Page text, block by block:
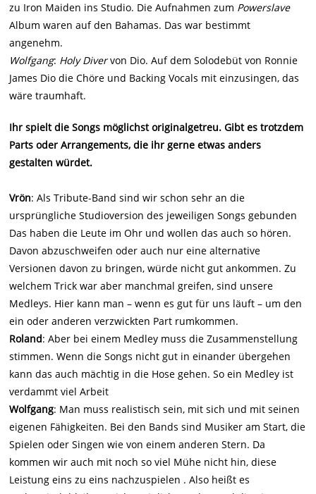
zu Iron Maiden ins Studio. Die Aufnahmen zum Powerslave
Album waren auf den Bahamas. Das war bestimmt
angenehm.
Wolfgang: Holy Divervon Dio. Auf dem Solodebüt von Ronnie
James Dio die Chöre und Backing Vocals mit einzusingen, das
wäre traumhaft.
Ihr spielt die Songs möglichst originalgetreu. Gibt es trotzdem
Parts oder Arrangements, die ihr gerne etwas anders
gestalten würdet.
Vrön: Als Tribute-Band sind wir schon sehr an die
ursprüngliche Studioversion des jeweiligen Songs gebunden
Das haben die Leute im Ohr und wollen das auch so hören.
Davon abzuschweifen oder auch nur eine alternative
Versionen davon zu bringen, würde nicht gut ankommen. Zu
welchem Trick war aber manchmal greifen, sind unsere
Medleys. Hier kann man – wenn es gut für uns läuft – um den
ein oder anderen verzwickten Part rumkommen.
Roland: Aber bei einem Medley muss die Zusammenstellung
stimmen. Wenn die Songs nicht gut in einander übergehen
kann das auch mächtig in die Hose gehen. So ein Medley ist
verdammt viel Arbeit
Wolfgang: Man muss realistisch sein, mit sich und mit seinen
eigenen Fähigkeiten. Bei den Bands sind Musiker am Start, die
Spielen oder Singen wie von einem anderen Stern. Da
kommen wir auch mit noch so viel Mühe nicht hin, diese
Leistung eins zu eins nachzuspielen . Also heißt es